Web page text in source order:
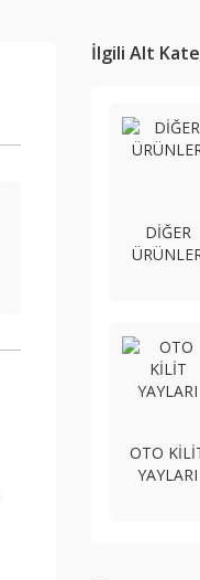
İlgili Alt
DİĞER
OTO
YAYLARI